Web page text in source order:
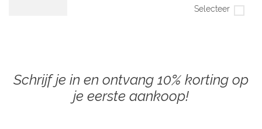
Selecteer
Schrijf je in en ontvang 10% korting op
je eerste aankoop!